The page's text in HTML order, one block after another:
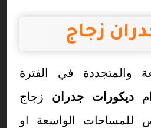
زجاج
والمتجددة في الفترة
ديكورات جدران زجاج
للمساحات الواسعة او